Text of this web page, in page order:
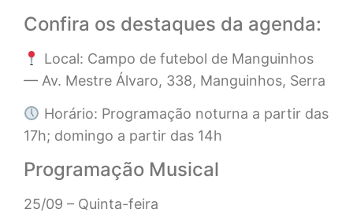
Confira os destaques da agenda:
Local: Campo de futebol de Manguinhos
— Av. Mestre Álvaro, 338, Manguinhos, Serra
Horário: Programação noturna a partir das
17h; domingo a partir das 14h
Programação Musical
25/09 – Quinta-feira